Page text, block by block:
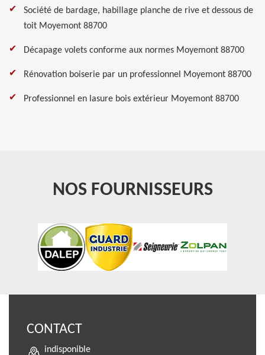
Société de bardage, habillage planche de rive et dessous de
toit Moyemont 88700
Décapage volets conforme aux normes Moyemont 88700
Rénovation boiserie par un professionnel Moyemont 88700
Professionnel en lasure bois extérieur Moyemont 88700
NOS FOURNISSEURS
CONTACT
indisponible